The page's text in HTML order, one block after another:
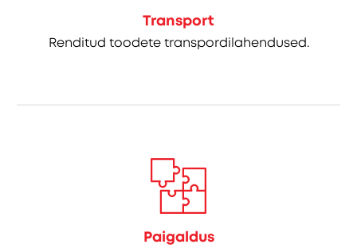
Transport
Renditud toodete transpordilahendused.
Paigaldus